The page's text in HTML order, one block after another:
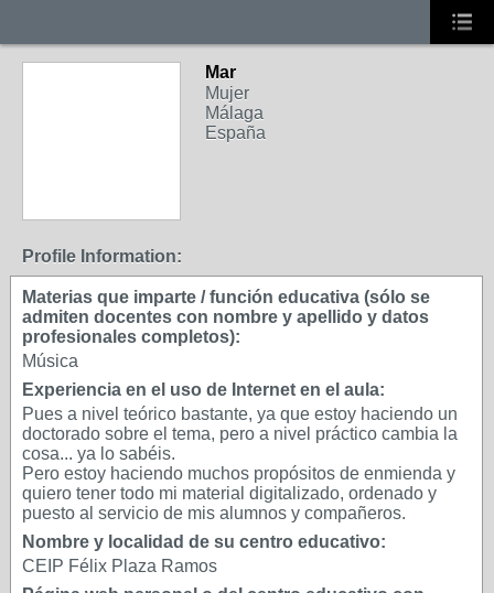
Mar
Mujer
Málaga
España
Profile Information:
Materias que imparte / función educativa (sólo se
admiten docentes con nombre y apellido y datos
profesionales completos):
Música
Experiencia en el uso de Internet en el aula:
Pues a nivel teórico bastante, ya que estoy haciendo un
doctorado sobre el tema, pero a nivel práctico cambia la
cosa... ya lo sabéis.
Pero estoy haciendo muchos propósitos de enmienda y
quiero tener todo mi material digitalizado, ordenado y
puesto al servicio de mis alumnos y compañeros.
Nombre y localidad de su centro educativo:
CEIP Félix Plaza Ramos